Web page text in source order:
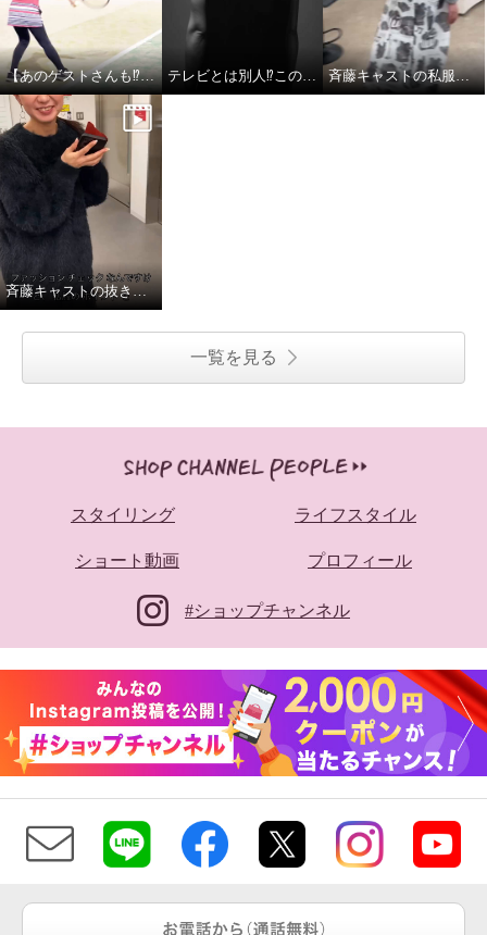
【あのゲストさんも⁉︎】斉藤キャストのテニス姿 テレビとは別人⁉︎この変化、見逃せない！ 斉藤キャストの私服チェック
斉藤キャストの抜き打ち私服チェック
一覧を見る
スタイリング ライフスタイル
ショート動画 プロフィール
#ショップチャンネル